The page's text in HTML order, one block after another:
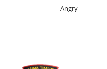
Angry